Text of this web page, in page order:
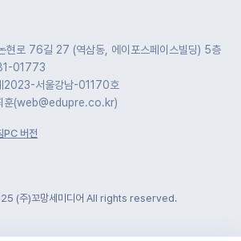
현로 76길 27 (역삼동, 에이포스페이스빌딩) 5층
01773
2023-서울강남-01170호
훈(web@edupre.co.kr)
PC 버전
(주)꼬망세미디어 All rights reserved.